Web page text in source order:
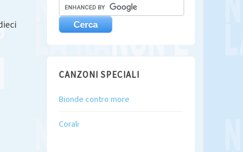
CANZONI SPECIALI
Bionde contro more
Corali